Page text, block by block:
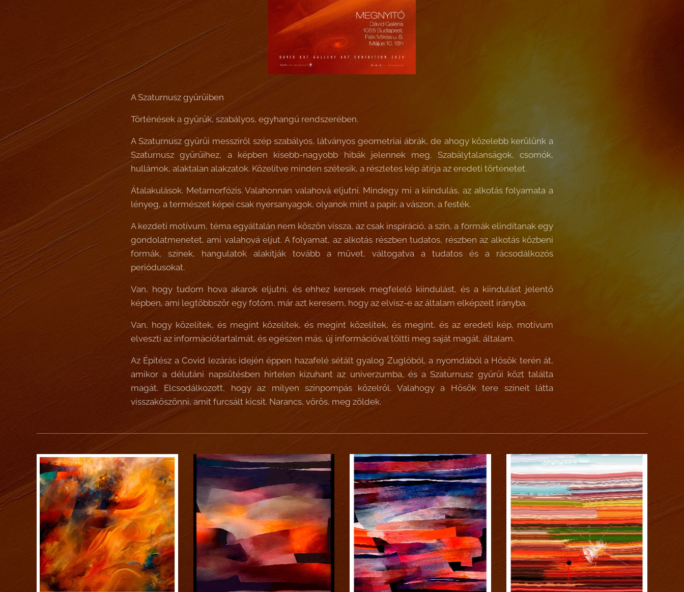
A Szaturnusz gyűrűiben
Történések a gyűrűk, szabályos, egyhangú rendszerében.
A Szaturnusz gyűrűi messziről szép szabályos, látványos geometriai ábrák, de ahogy közelebb kerülünk a
Szaturnusz gyűrűihez, a képben kisebb-nagyobb hibák jelennek meg. Szabálytalanságok, csomók,
hullámok, alaktalan alakzatok. Közelítve minden szétesik, a részletes kép átírja az eredeti történetet.
Átalakulások. Metamorfózis. Valahonnan valahová eljutni. Mindegy mi a kiindulás, az alkotás folyamata a
lényeg, a természet képei csak nyersanyagok, olyanok mint a papír, a vászon, a festék.
A kezdeti motívum, téma egyáltalán nem köszön vissza, az csak inspiráció, a szín, a formák elindítanak egy
gondolatmenetet, ami valahová eljut. A folyamat, az alkotás részben tudatos, részben az alkotás közbeni
formák, színek, hangulatok alakítják tovább a művet, váltogatva a tudatos és a rácsodálkozós
periódusokat.
Van, hogy tudom hova akarok eljutni, és ehhez keresek megfelelő kiindulást, és a kiindulást jelentő
képben, ami legtöbbször egy fotóm, már azt keresem, hogy az elvisz-e az általam elképzelt irányba.
Van, hogy közelítek, és megint közelítek, és megint közelítek, és megint, és az eredeti kép, motívum
elveszti az információtartalmát, és egészen más, új információval töltti meg saját magát, általam.
Az Építész a Covid lezárás idején éppen hazafelé sétált gyalog Zuglóból, a nyomdából a Hősök terén át,
amikor a délutáni napsütésben hirtelen kizuhant az univerzumba, és a Szaturnusz gyűrűi közt találta
magát. Elcsodálkozott, hogy az milyen színpompás közelről. Valahogy a Hősök tere színeit látta
visszaköszönni, amit furcsált kicsit. Narancs, vörös, meg zöldek.